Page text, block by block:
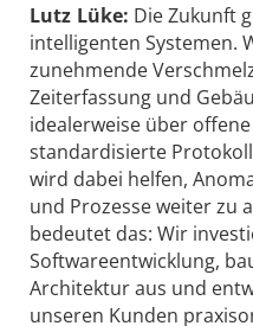
Lutz Lüke: Die Zukunft
intelligenten Systemen.
zunehmende
Zeiterfassung und
idealerweise über
standardisierte
wird dabei helfen,
und Prozesse weiter zu
bedeutet das: Wir
Softwareentwicklung,
Architektur aus und
unseren Kunden